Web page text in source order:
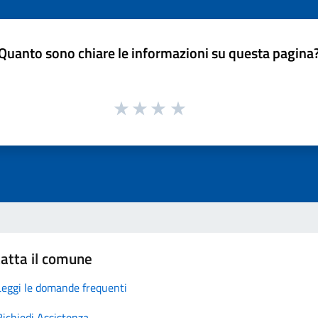
sono chiare le informazioni su questa
il comune
le domande frequenti